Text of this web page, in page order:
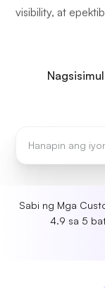
visibility, at
Sabi ng Mga
4.9 sa 5